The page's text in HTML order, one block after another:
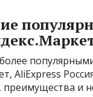
AliExpress
преимущества и